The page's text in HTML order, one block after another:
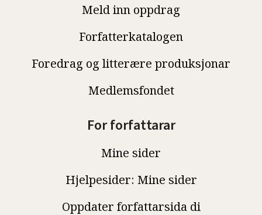
Meld inn oppdrag
Forfatterkatalogen
Foredrag og litterære produksjonar
Medlemsfondet
For forfattarar
Mine sider
Hjelpesider: Mine sider
Oppdater forfattarsida di